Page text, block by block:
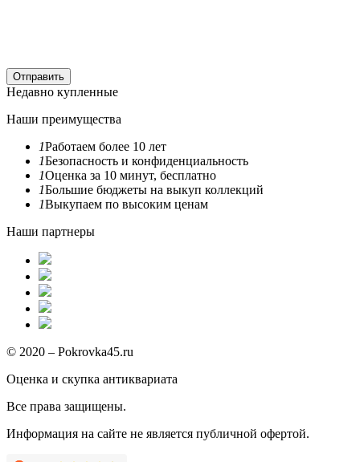
Отправить
Недавно купленные
Наши преимущества
1Работаем более 10 лет
1Безопасность и конфиденциальность
1Оценка за 10 минут, бесплатно
1Большие бюджеты на выкуп коллекций
1Выкупаем по высоким ценам
Наши партнеры
© 2020 – Pokrovka45.ru
Оценка и скупка антиквариата
Все права защищены.
Информация на сайте не является публичной офертой.